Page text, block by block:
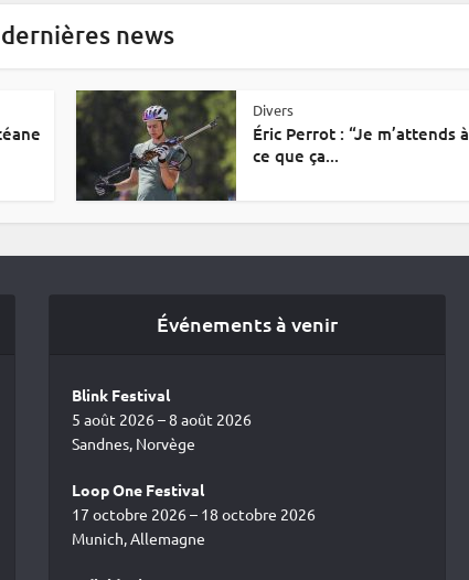
news
Divers
Éric Perrot : “Je m’attends à
ce que ça...
Événements à venir
Blink Festival
5 août 2026 – 8 août 2026
Sandnes, Norvège
Loop One Festival
17 octobre 2026 – 18 octobre 2026
Munich, Allemagne